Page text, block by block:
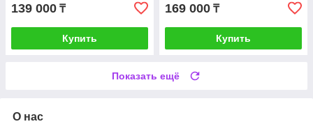
139 000 ₸
Купить
169 000 ₸
Купить
Показать ещё
О нас